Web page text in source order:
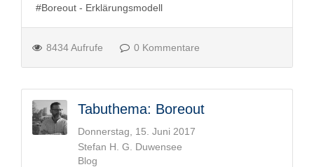
Boreout - Erklärungsmodell
8434 Aufrufe 0 Kommentare
Tabuthema: Boreout
Donnerstag, 15. Juni 2017
Stefan H. G. Duwensee
Blog